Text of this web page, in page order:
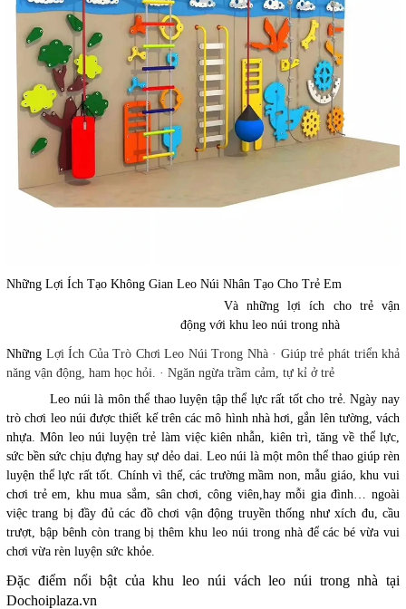
Những Lợi Ích Tạo Không Gian Leo Núi Nhân Tạo Cho Trẻ Em
Và những lợi ích cho trẻ vận
động với khu leo núi trong nhà
Những Lợi Ích Của Trò ChơiLeo Núi Trong Nhà · Giúptrẻ phát triển khả
năng vận động, ham học hỏi. · Ngăn ngừa trầm cảm, tự kỉ ở trẻ
Leo núi là môn thể thao luyện tập thể lực rất tốt cho trẻ. Ngày nay
trò chơi leo núi được thiết kế trên các mô hình nhà hơi, gắn lên tường, vách
nhựa. Môn leo núi luyện trẻ làm việc kiên nhẫn, kiên trì, tăng về thể lực,
sức bền sức chịu đựng hay sự dẻo dai. Leo núi là một môn thể thao giúp rèn
luyện thể lực rất tốt. Chính vì thế, các trường mầm non, mẫu giáo, khu vui
chơi trẻ em, khu mua sắm, sân chơi, công viên,hay mỗi gia đình… ngoài
việc trang bị đầy đủ các đồ chơi vận động truyền thống như xích đu, cầu
trượt, bập bênh còn trang bị thêm khu leo núi trong nhàđể các bé vừa vui
chơi vừa rèn luyện sức khỏe.
Đặc điểm nổi bật của khu leo núi vách leo núi trong nhà tại
Dochoiplaza.vn